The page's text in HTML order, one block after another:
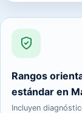
Rangos
estándar en
Incluyen